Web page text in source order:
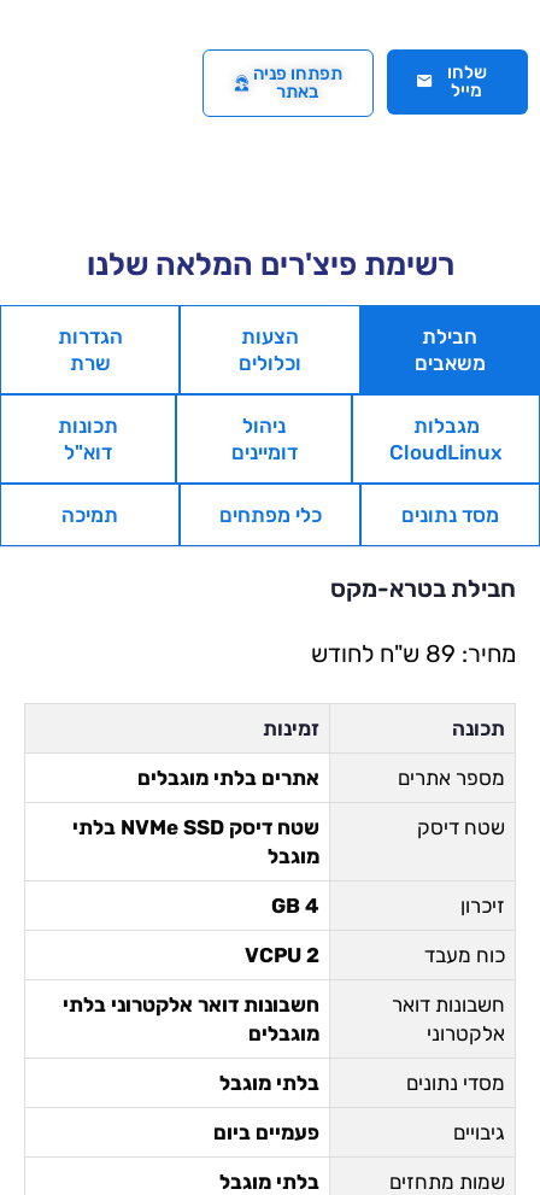
שלחו
מייל
תפתחו פניה
באתר
רשימת פיצ'רים המלאה שלנו
חבילת
משאבים
הצעות
וכלולים
הגדרות
שרת
מגבלות
CloudLinux
ניהול
דומיינים
תכונות
דוא"ל
מסד נתונים כלי מפתחים תמיכה
חבילת בטרא-מקס
מחיר: 89 ש"ח לחודש
תכונה זמינות
מספר אתרים אתרים בלתי מוגבלים
שטח דיסק
שטח דיסק NVMe SSD בלתי
מוגבל
זיכרון 4 GB
כוח מעבד 2 VCPU
חשבונות דואר
אלקטרוני
חשבונות דואר אלקטרוני בלתי
מוגבלים
מסדי נתונים בלתי מוגבל
גיבויים פעמיים ביום
שמות מתחזים
בלתי מוגבל